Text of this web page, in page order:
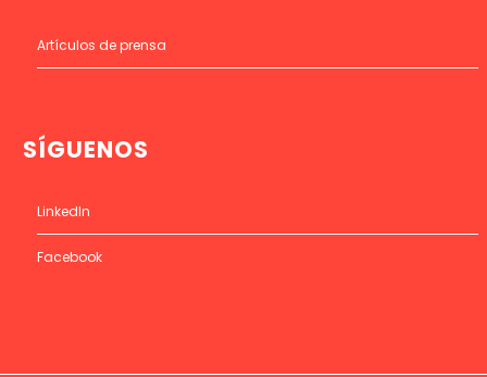
Artículos de prensa
SÍGUENOS
LinkedIn
Facebook